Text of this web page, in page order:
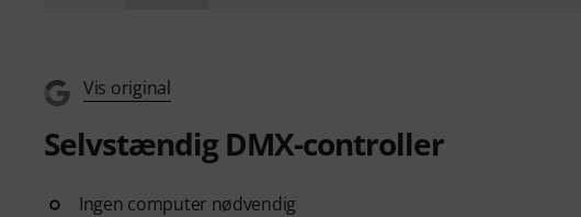
Vis original
Selvstændig DMX-controller
Ingen computer nødvendig